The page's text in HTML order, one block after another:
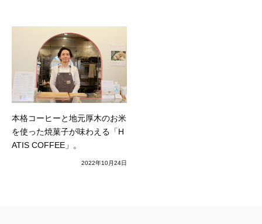
本格コーヒーと地元厚木のお米
を使った焼菓子が味わえる「H
ATIS COFFEE」。
2022年10月24日